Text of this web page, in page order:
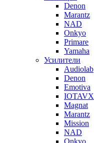
Denon
Marantz
NAD
Onkyo
Primare
Yamaha
Усилители
Audiolab
Denon
Emotiva
IOTAVX
Magnat
Marantz
Mission
NAD
Onkyo